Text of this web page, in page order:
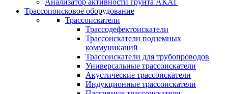
Анализатор активности грунта АКАГ
Трассопоисковое оборудование
Трассоискатели
Трассодефектоискатели
Трассоискатели подземных
коммуникаций
Трассоискатели для трубопроводов
Универсальные трассоискатели
Акустические трассоискатели
Индукционные трассоискатели